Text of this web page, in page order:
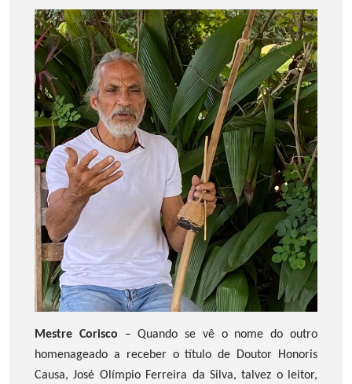
Mestre Corisco – Quando se vê o nome do outro
homenageado a receber o título de Doutor Honoris
Causa, José Olímpio Ferreira da Silva, talvez o leitor,